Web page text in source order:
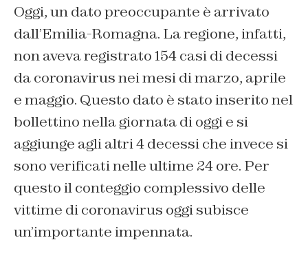
Oggi, un dato preoccupante è arrivato
dall’Emilia-Romagna. La regione, infatti,
non aveva registrato 154 casi di decessi
da coronavirus nei mesi di marzo, aprile
e maggio. Questo dato è stato inserito nel
bollettino nella giornata di oggi e si
aggiunge agli altri 4 decessi che invece si
sono verificati nelle ultime 24 ore. Per
questo il conteggio complessivo delle
vittime di coronavirus oggi subisce
un’importante impennata.